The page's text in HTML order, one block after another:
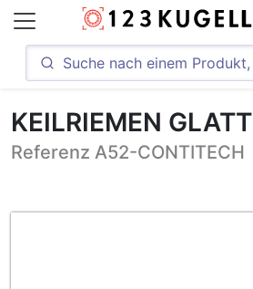
KEILRIEMEN GLATT
Referenz A52-CONTITECH